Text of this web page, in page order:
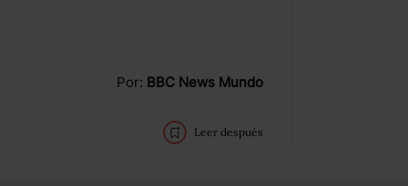
Por: BBC News Mundo
Leer después